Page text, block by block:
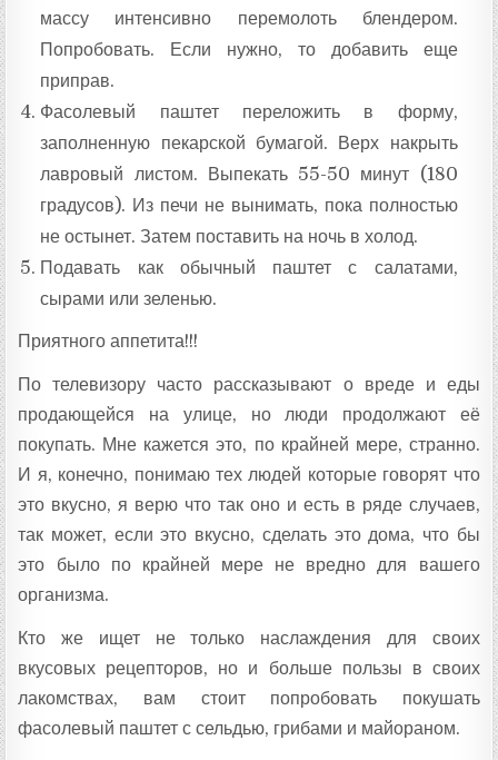
массу интенсивно перемолоть блендером.
Попробовать. Если нужно, то добавить еще
приправ.
Фасолевый паштет переложить в форму,
заполненную пекарской бумагой. Верх накрыть
лавровый листом. Выпекать 55-50 минут (180
градусов). Из печи не вынимать, пока полностью
не остынет. Затем поставить на ночь в холод.
Подавать как обычный паштет с салатами,
сырами или зеленью.
Приятного аппетита!!!
По телевизору часто рассказывают о вреде и еды
продающейся на улице, но люди продолжают её
покупать. Мне кажется это, по крайней мере, странно.
И я, конечно, понимаю тех людей которые говорят что
это вкусно, я верю что так оно и есть в ряде случаев,
так может, если это вкусно, сделать это дома, что бы
это было по крайней мере не вредно для вашего
организма.
Кто же ищет не только наслаждения для своих
вкусовых рецепторов, но и больше пользы в своих
лакомствах, вам стоит попробовать покушать
фасолевый паштет с сельдью, грибами и майораном.